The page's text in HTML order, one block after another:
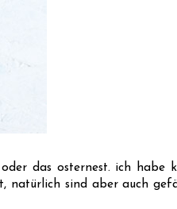
das osternest. ich habe
natürlich sind aber auch